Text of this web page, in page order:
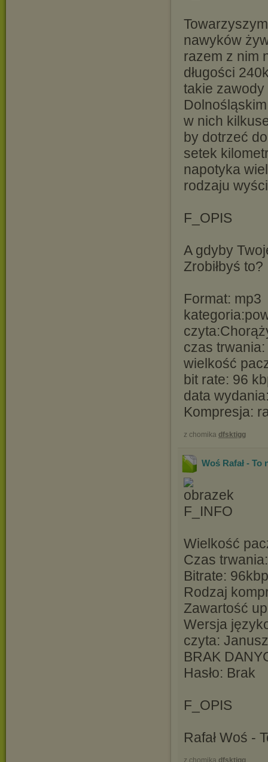
nawyków
razem z nim
długości
takie
w nich
by dotrzeć
setek
napotyka
rodzaju
F_OPIS
A gdyby
Zrobiłbyś to?
Format: mp3
czas
wielkość
bit rate: 96
data
Kompresja:
z chomika dfsktigg
Woś Rafał -
F_INFO
Wielkość
Czas
Bitrate:
Rodzaj
Zawartość
Wersja
czyta:
BRAK
Hasło: Brak
F_OPIS
Rafał Woś -
z chomika dfsktigg